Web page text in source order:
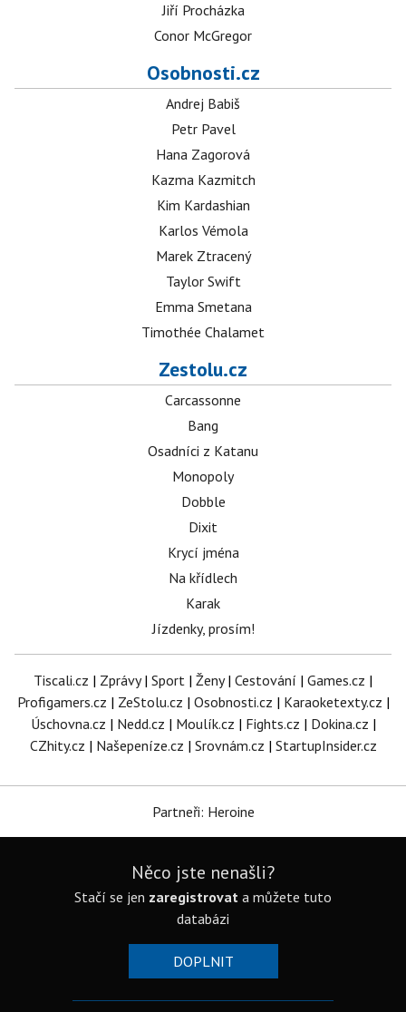
Jiří Procházka
Conor McGregor
Osobnosti.cz
Andrej Babiš
Petr Pavel
Hana Zagorová
Kazma Kazmitch
Kim Kardashian
Karlos Vémola
Marek Ztracený
Taylor Swift
Emma Smetana
Timothée Chalamet
Zestolu.cz
Carcassonne
Bang
Osadníci z Katanu
Monopoly
Dobble
Dixit
Krycí jména
Na křídlech
Karak
Jízdenky, prosím!
Tiscali.cz | Zprávy| Sport | Ženy| Cestování | Games.cz |
Profigamers.cz | ZeStolu.cz | Osobnosti.cz | Karaoketexty.cz |
Úschovna.cz | Nedd.cz | Moulík.cz | Fights.cz | Dokina.cz |
CZhity.cz | Našepeníze.cz | Srovnám.cz | StartupInsider.cz
Partneři: Heroine
Něco jste nenašli?
Stačí se jen zaregistrovat a můžete tuto
databázi
DOPLNIT